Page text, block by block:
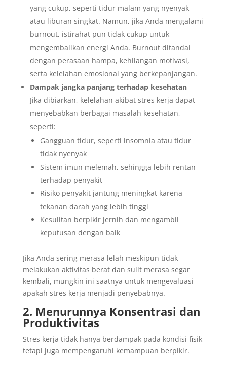
yang cukup, seperti tidur malam yang nyenyak
atau liburan singkat. Namun, jika Anda mengalami
burnout, istirahat pun tidak cukup untuk
mengembalikan energi Anda. Burnout ditandai
dengan perasaan hampa, kehilangan motivasi,
serta kelelahan emosional yang berkepanjangan.
Dampak jangka panjang terhadap kesehatan
Jika dibiarkan, kelelahan akibat stres kerja dapat
menyebabkan berbagai masalah kesehatan,
seperti:
Gangguan tidur, seperti insomnia atau tidur
tidak nyenyak
Sistem imun melemah, sehingga lebih rentan
terhadap penyakit
Risiko penyakit jantung meningkat karena
tekanan darah yang lebih tinggi
Kesulitan berpikir jernih dan mengambil
keputusan dengan baik
Jika Anda sering merasa lelah meskipun tidak
melakukan aktivitas berat dan sulit merasa segar
kembali, mungkin ini saatnya untuk mengevaluasi
apakah stres kerja menjadi penyebabnya.
2. Menurunnya Konsentrasi dan
Produktivitas
Stres kerja tidak hanya berdampak pada kondisi fisik
tetapi juga mempengaruhi kemampuan berpikir.